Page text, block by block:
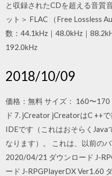
と収録されたCDを超える音質
ット＞ FLAC （Free Lossless
数：44.1kHz｜48.0kHz｜
192.0kHz
2018/10/09
価格：無料 サイズ： 160〜
ド 7. jCreator jCreatorはC ++
IDEです（これはおそらくJava
なります）。 これは、以前の
2020/04/21 ダウンロード J-
ード J-RPGPlayerDX Ver1.60